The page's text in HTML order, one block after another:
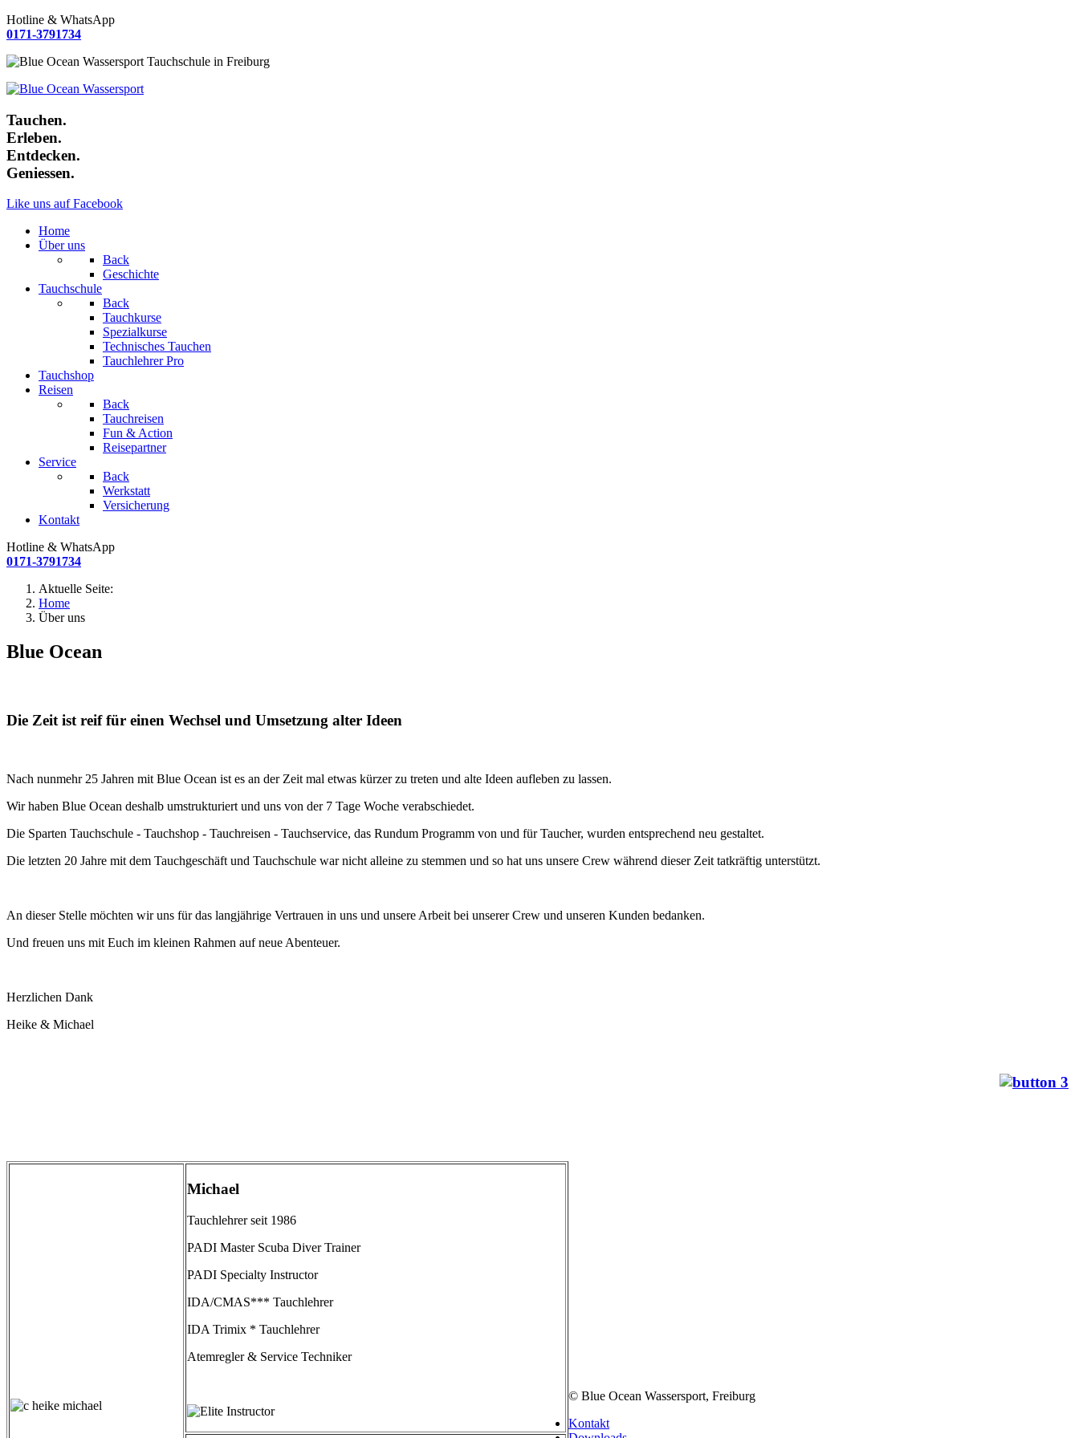
Hotline & WhatsApp
0171-3791734
Tauchen.
Erleben.
Entdecken.
Geniessen.
Like uns auf Facebook
Home
Über uns
Back
Geschichte
Tauchschule
Back
Tauchkurse
Spezialkurse
Technisches Tauchen
Tauchlehrer Pro
Tauchshop
Reisen
Back
Tauchreisen
Fun & Action
Reisepartner
Service
Back
Werkstatt
Versicherung
Kontakt
Hotline & WhatsApp
0171-3791734
Aktuelle Seite:
Home
Über uns
Blue Ocean
Die Zeit ist reif für einen Wechsel und Umsetzung alter Ideen
Nach nunmehr 25 Jahren mit Blue Ocean ist es an der Zeit mal etwas kürzer zu treten und alte Ideen aufleben zu lassen.
Wir haben Blue Ocean deshalb umstrukturiert und uns von der 7 Tage Woche verabschiedet.
Die Sparten Tauchschule - Tauchshop - Tauchreisen - Tauchservice, das Rundum Programm von und für Taucher, wurden entsprechend neu gestaltet.
Die letzten 20 Jahre mit dem Tauchgeschäft und Tauchschule war nicht alleine zu stemmen und so hat uns unsere Crew während dieser Zeit tatkräftig unterstützt.
An dieser Stelle möchten wir uns für das langjährige Vertrauen in uns und unsere Arbeit bei unserer Crew und unseren Kunden bedanken.
Und freuen uns mit Euch im kleinen Rahmen auf neue Abenteuer.
Herzlichen Dank
Heike & Michael
Michael
Tauchlehrer seit 1986
PADI Master Scuba Diver Trainer
PADI Specialty Instructor
IDA/CMAS*** Tauchlehrer
IDA Trimix * Tauchlehrer
Atemregler & Service Techniker
© Blue Ocean Wassersport, Freiburg
Kontakt